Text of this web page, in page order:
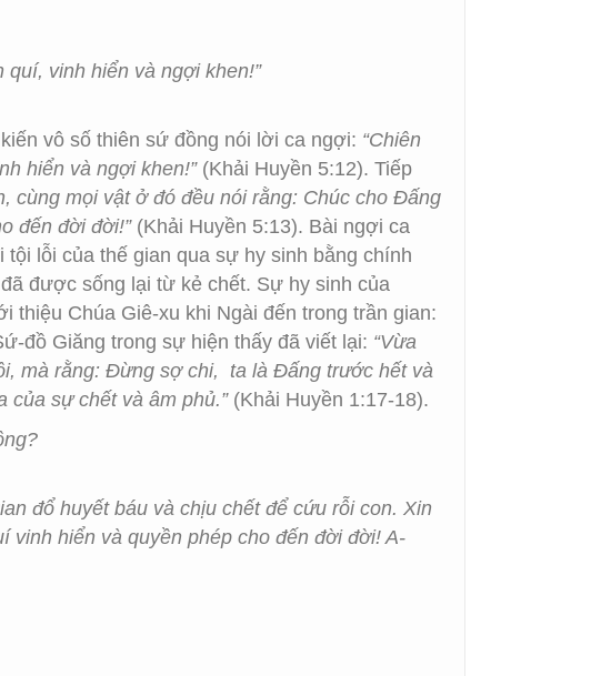
vinh hiển và ngợi khen!”
vô số thiên sứ đồng nói lời ca ngợi: “Chiên
hiển và ngợi khen!”(Khải Huyền 5:12). Tiếp
cùng mọi vật ở đó đều nói rằng: Chúc cho Đấng
đến đời đời!”(Khải Huyền 5:13). Bài ngợi ca
lỗi của thế gian qua sự hy sinh bằng chính
được sống lại từ kẻ chết. Sự hy sinh của
thiệu Chúa Giê-xu khi Ngài đến trong trần gian:
đồ Giăng trong sự hiện thấy đã viết lại: “Vừa
mà rằng: Đừng sợ chi, ta là Đấng trước hết và
sự chết và âm phủ.”(Khải Huyền 1:17-18).
đổ huyết báu và chịu chết để cứu rỗi con. Xin
vinh hiển và quyền phép cho đến đời đời! A-